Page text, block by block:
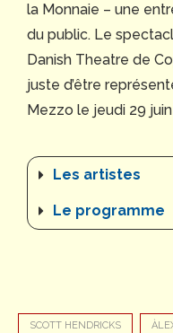
la Monnaie – une
du public. Le
Danish Theatre de
juste d’être
Mezzo le jeudi 29
Les artistes
Le programme
SCOTT HENDRICKS